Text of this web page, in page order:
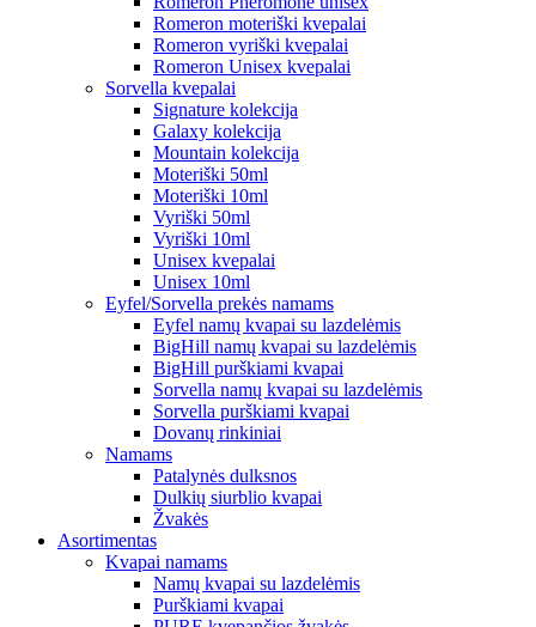
Romeron moteriški kvepalai
Romeron vyriški kvepalai
Romeron Unisex kvepalai
Sorvella kvepalai
Signature kolekcija
Galaxy kolekcija
Mountain kolekcija
Moteriški 50ml
Moteriški 10ml
Vyriški 50ml
Vyriški 10ml
Unisex kvepalai
Unisex 10ml
Eyfel/Sorvella prekės namams
Eyfel namų kvapai su lazdelėmis
BigHill namų kvapai su lazdelėmis
BigHill purškiami kvapai
Sorvella namų kvapai su lazdelėmis
Sorvella purškiami kvapai
Dovanų rinkiniai
Namams
Patalynės dulksnos
Dulkių siurblio kvapai
Žvakės
Asortimentas
Kvapai namams
Namų kvapai su lazdelėmis
Purškiami kvapai